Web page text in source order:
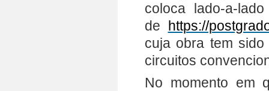
coloca lado-a-
de https://
cuja obra tem
circuitos
No momento em